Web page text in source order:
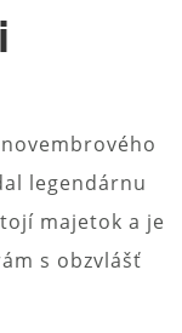
legendárnu
majetok a je
s obzvlášť